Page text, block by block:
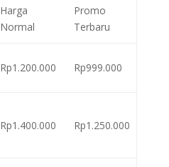
Harga
Normal
Promo
Terbaru
Rp1.200.000 Rp999.000
Rp1.400.000 Rp1.250.000